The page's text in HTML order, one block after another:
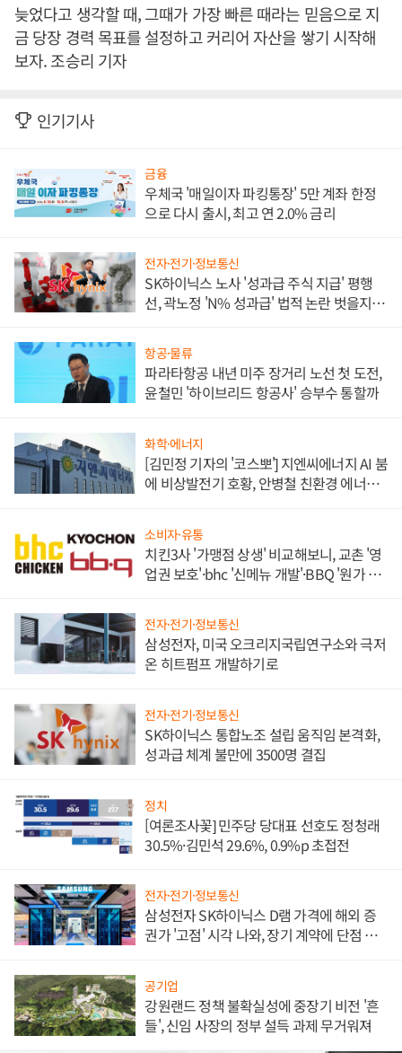
늦었다고 생각할 때, 그때가 가장 빠른 때라는 믿음으로 지
금 당장 경력 목표를 설정하고 커리어 자산을 쌓기 시작해
보자. 조승리 기자
인기기사
금융
우체국 '매일이자 파킹통장' 5만 계좌 한정
으로 다시 출시, 최고 연 2.0% 금리
전자·전기·정보통신
SK하이닉스 노사 '성과급 주식 지급' 평행
선, 곽노정 'N% 성과급' 법적 논란 벗을지 주
항공·물류
파라타항공 내년 미주 장거리 노선 첫 도전,
윤철민 '하이브리드 항공사' 승부수 통할까
화학·에너지
[김민정 기자의 '코스뽀'] 지엔씨에너지 AI 붐
에 비상발전기 호황, 안병철 친환경 에너지
소비자·유통
치킨3사 '가맹점 상생' 비교해보니, 교촌 '영
업권 보호'·bhc '신메뉴 개발'·BBQ '원가 부
전자·전기·정보통신
삼성전자, 미국 오크리지국립연구소와 극저
온 히트펌프 개발하기로
전자·전기·정보통신
SK하이닉스 통합노조 설립 움직임 본격화,
성과급 체계 불만에 3500명 결집
정치
[여론조사꽃] 민주당 당대표 선호도 정청래
30.5%·김민석 29.6%, 0.9%p 초접전
전자·전기·정보통신
삼성전자 SK하이닉스 D램 가격에 해외 증
권가 '고점' 시각 나와, 장기 계약에 단점 부
공기업
강원랜드 정책 불확실성에 중장기 비전 '흔
들', 신임 사장의 정부 설득 과제 무거워져